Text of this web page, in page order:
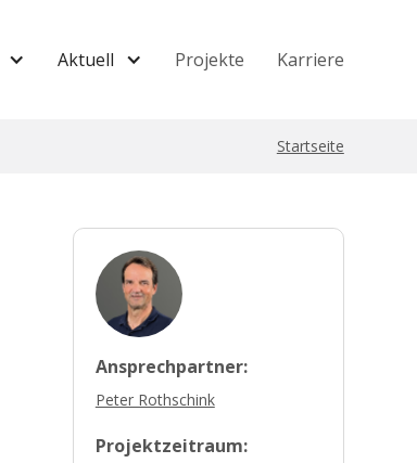
Aktuell Projekte Karriere
Startseite
Ansprechpartner:
Peter Rothschink
Projektzeitraum: